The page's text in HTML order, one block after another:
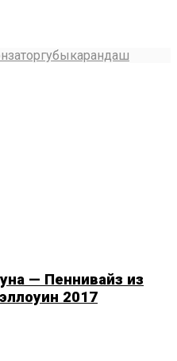
губыкарандаш
— Пеннивайз из
2017